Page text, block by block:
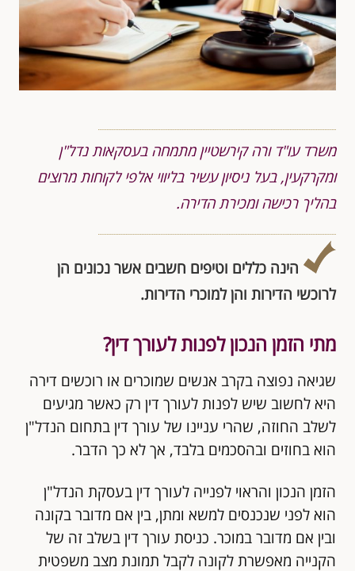
משרד עו"ד ורה קירשטיין מתמחה בעסקאות נדל"ן
ומקרקעין, בעל ניסיון עשיר בליווי אלפי לקוחות מרוצים
בהליך רכישה ומכירת הדירה.
הינה כללים וטיפים חשבים אשר נכונים הן
לרוכשי הדירות והן למוכרי הדירות.
מתי הזמן הנכון לפנות לעורך דין?
שגיאה נפוצה בקרב אנשים שמוכרים או רוכשים דירה
היא לחשוב שיש לפנות לעורך דין רק כאשר מגיעים
לשלב החוזה, שהרי עניינו של עורך דין בתחום הנדל"ן
הוא בחוזים ובהסכמים בלבד, אך לא כך הדבר.
הזמן הנכון והראוי לפנייה לעורך דין בעסקת הנדל"ן
הוא לפני שנכנסים למשא ומתן, בין אם מדובר בקונה
ובין אם מדובר במוכר. כניסת עורך דין בשלב זה של
הקנייה מאפשרת לקונה לקבל תמונת מצב משפטית